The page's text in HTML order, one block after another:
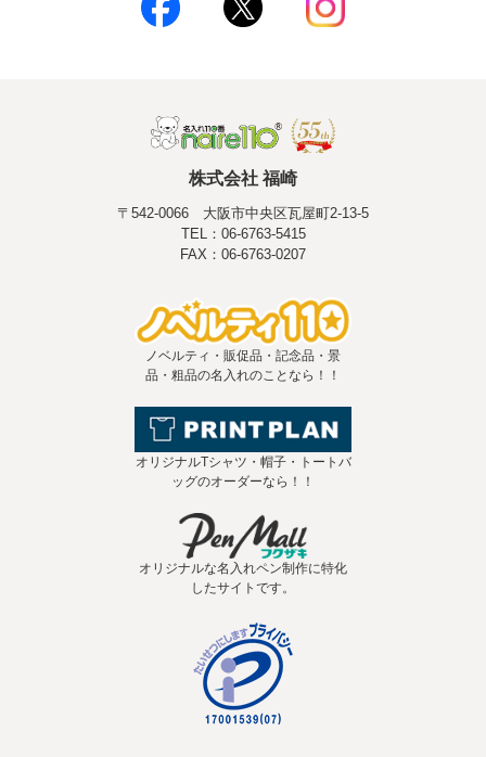
株式会社 福崎
〒542-0066 大阪市中央区瓦屋町2-13-5
TEL：06-6763-5415
FAX：06-6763-0207
ノベルティ・販促品・記念品・景
品・粗品の名入れのことなら！！
オリジナルTシャツ・帽子・トートバ
ッグのオーダーなら！！
オリジナルな名入れペン制作に特化
したサイトです。